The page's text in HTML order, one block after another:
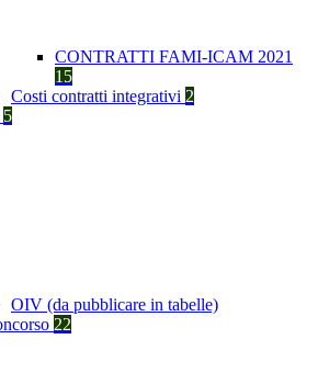
CONTRATTI FAMI-ICAM 2021
15
Costi contratti integrativi 2
5
OIV (da pubblicare in tabelle)
22